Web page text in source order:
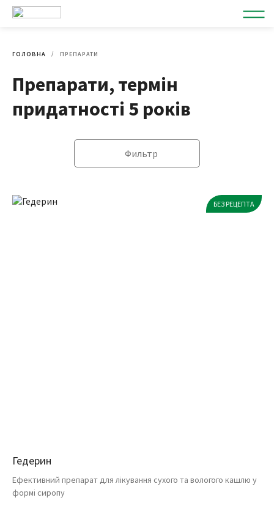
ГОЛОВНА ПРЕПАРАТИ
Препарати, термін
придатності 5 років
Фильтр
БЕЗ РЕЦЕПТА
Гедерин
Ефективний препарат для лікування сухого та вологого кашлю у
формі сиропу